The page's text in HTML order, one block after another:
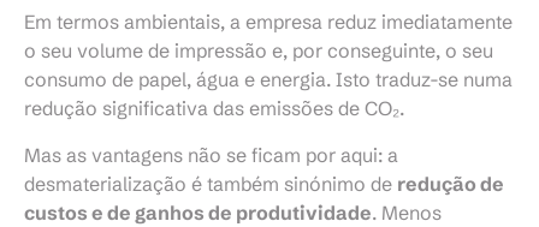
Em termos ambientais, a empresa reduz imediatamente
o seu volume de impressão e, por conseguinte, o seu
consumo de papel, água e energia. Isto traduz-se numa
redução significativa das emissões de CO₂.
Mas as vantagens não se ficam por aqui: a
desmaterialização é também sinónimo de redução de
custos e de ganhos de produtividade. Menos